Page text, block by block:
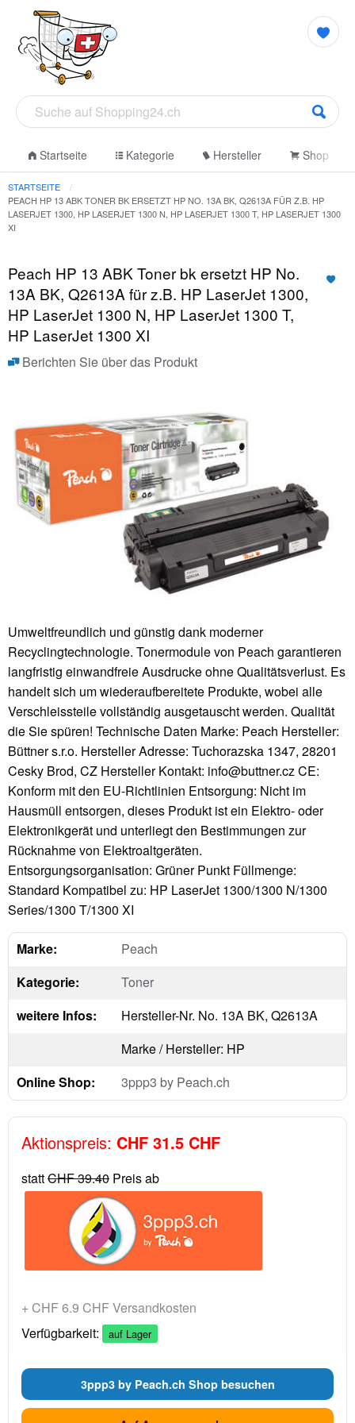
Startseite Kategorie Hersteller Shop
STARTSEITE
PEACH HP 13 ABK TONER BK ERSETZT HP NO. 13A BK, Q2613A FÜR Z.B. HP
LASERJET 1300, HP LASERJET 1300 N, HP LASERJET 1300 T, HP LASERJET 1300
XI
Peach HP 13 ABK Toner bk ersetzt HP No.
13A BK, Q2613A für z.B. HP LaserJet 1300,
HP LaserJet 1300 N, HP LaserJet 1300 T,
HP LaserJet 1300 XI
Berichten Sie über das Produkt
Umweltfreundlich und günstig dank moderner
Recyclingtechnologie. Tonermodule von Peach garantieren
langfristig einwandfreie Ausdrucke ohne Qualitätsverlust. Es
handelt sich um wiederaufbereitete Produkte, wobei alle
Verschleissteile vollständig ausgetauscht werden. Qualität
die Sie spüren! Technische Daten Marke: Peach Hersteller:
Büttner s.r.o. Hersteller Adresse: Tuchorazska 1347, 28201
Cesky Brod, CZ Hersteller Kontakt: info@buttner.cz CE:
Konform mit den EU-Richtlinien Entsorgung: Nicht im
Hausmüll entsorgen, dieses Produkt ist ein Elektro- oder
Elektronikgerät und unterliegt den Bestimmungen zur
Rücknahme von Elektroaltgeräten.
Entsorgungsorganisation: Grüner Punkt Füllmenge:
Standard Kompatibel zu: HP LaserJet 1300/1300 N/1300
Series/1300 T/1300 XI
Marke:
Peach
Kategorie:
Toner
weitere Infos:
Hersteller-Nr. No. 13A BK, Q2613A
Marke / Hersteller: HP
Online Shop:
3ppp3 by Peach.ch
Aktionspreis: CHF 31.5 CHF
stattCHF 39.40 Preis ab
+ CHF 6.9 CHF Versandkosten
Verfügbarkeit:
auf Lager
3ppp3 by Peach.ch Shop besuchen